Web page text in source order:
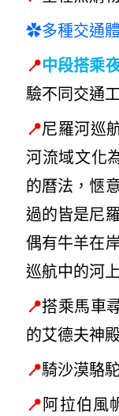
✿多種交通
📍中段搭乘
驗不同交通
📍尼羅河巡
河流域文化
的曆法，愜
過的皆是尼
偶有牛羊在
巡航中的河
📍搭乘馬車
的艾德夫神
📍騎沙漠駱
📍 阿拉伯風